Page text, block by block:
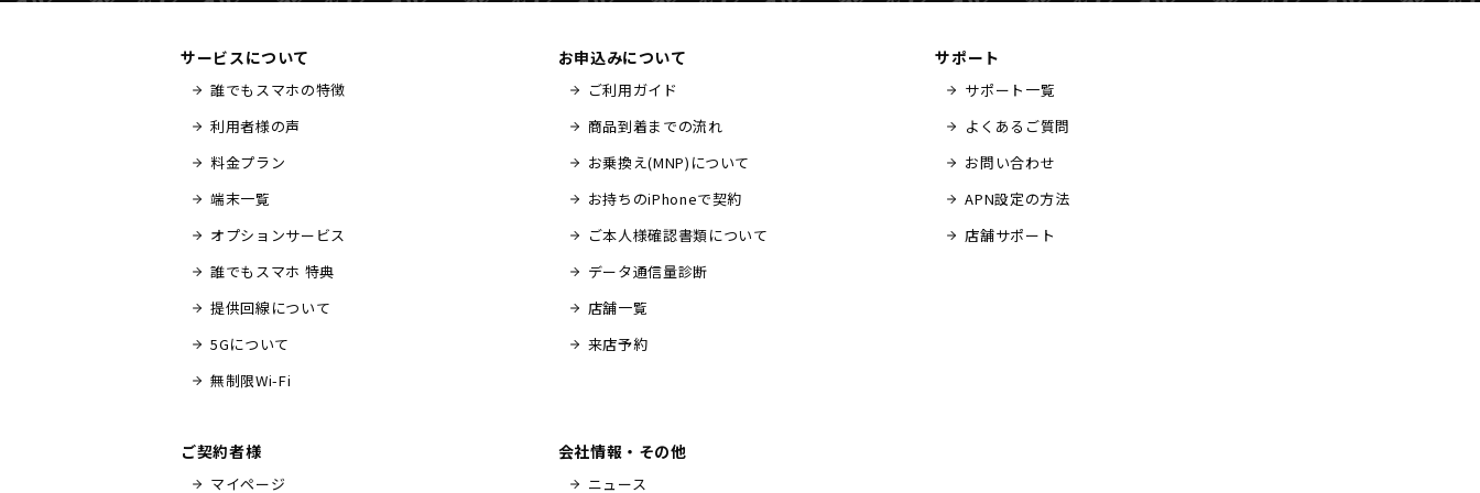
サービスについて
誰でもスマホの特徴
利用者様の声
料金プラン
端末一覧
オプションサービス
誰でもスマホ 特典
提供回線について
5Gについて
無制限Wi-Fi
お申込みについて
ご利用ガイド
商品到着までの流れ
お乗換え(MNP)について
お持ちのiPhoneで契約
ご本人様確認書類について
データ通信量診断
店舗一覧
来店予約
サポート
サポート一覧
よくあるご質問
お問い合わせ
APN設定の方法
店舗サポート
ご契約者様
マイページ
会社情報・その他
ニュース